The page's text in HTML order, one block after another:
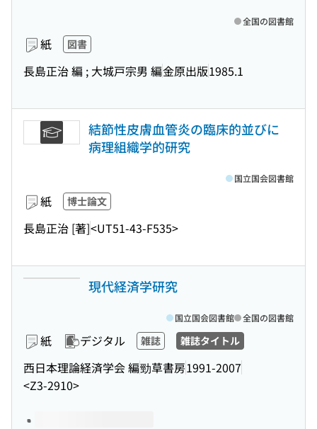
紙 図書
長島正治 編 ; 大城戸宗男 編金原出版1985.1
全国の図書館
結節性皮膚血管炎の臨床的並びに
病理組織学的研究
紙 博士論文
長島正治 [著]<UT51-43-F535>
国立国会図書館
現代経済学研究
紙 デジタル 雑誌 雑誌タイトル
西日本理論経済学会 編勁草書房1991-2007
<Z3-2910>
国立国会図書館 全国の図書館
このタイトルの巻号